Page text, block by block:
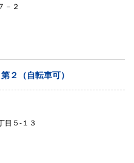
－２
２（自転車可）
目５‐１３